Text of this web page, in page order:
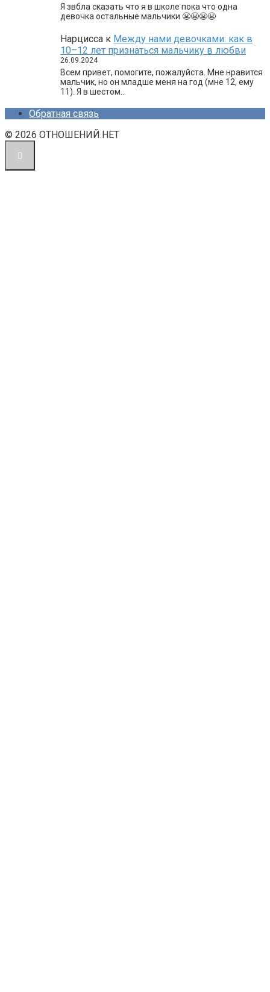
Я звбла сказать что я в школе пока что одна
девочка остальные мальчики 😬😬😬😬
Нарцисса к Между нами девочками: как в
10–12 лет признаться мальчику в любви
26.09.2024
Всем привет, помогите, пожалуйста. Мне нравится
мальчик, но он младше меня на год (мне 12, ему
11). Я в шестом…
Обратная связь
© 2026 ОТНОШЕНИЙ.НЕТ